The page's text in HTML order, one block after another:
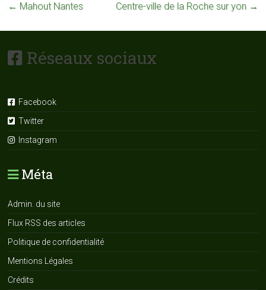
← Mahout Nantes Centre-ville de la Roche sur yon →
Réseaux sociaux
Facebook
Twitter
Instagram
Méta
Admin. du site
Flux RSS des articles
Politique de confidentialité
Mentions Légales
Crédits